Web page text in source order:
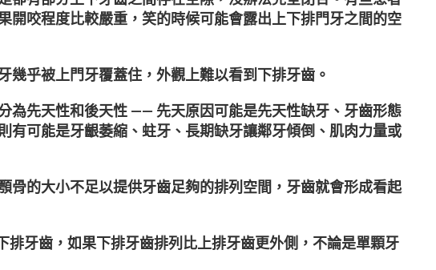
開咬程度比較嚴重，笑的時候可能會露出上下排門牙之間的空
幾乎被上門牙覆蓋住，外觀上難以看到下排牙齒。
為先天性和後天性 —— 先天原因可能是先天性缺牙、牙齒形態
可能是牙齦萎縮、蛀牙、長期缺牙讓鄰牙傾倒、 肌肉力量或
骨的大小不足以提供牙齒足夠的排列 空間 ，牙齒就會形成看起
牙齒，如果下排牙齒排列比上排牙齒更外側，不論是單顆牙